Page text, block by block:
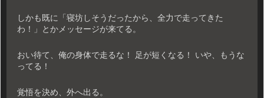
しかも既に「寝坊しそうだったから、全力で走ってきた
わ！」とかメッセージが来てる。
おい待て、俺の身体で走るな！ 足が短くなる！ いや、もうな
ってる！
覚悟を決め、外へ出る。